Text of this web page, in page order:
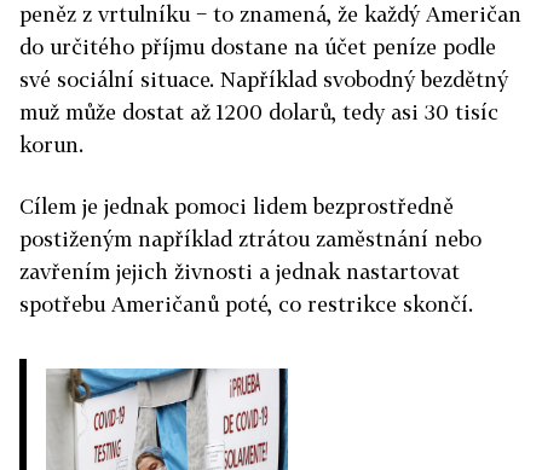
peněz z vrtulníku − to znamená, že každý Američan
do určitého příjmu dostane na účet peníze podle
své sociální situace. Například svobodný bezdětný
muž může dostat až 1200 dolarů, tedy asi 30 tisíc
korun.
Cílem je jednak pomoci lidem bezprostředně
postiženým například ztrátou zaměstnání nebo
zavřením jejich živnosti a jednak nastartovat
spotřebu Američanů poté, co restrikce skončí.